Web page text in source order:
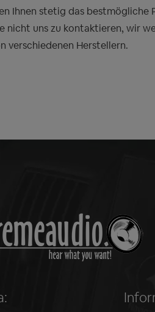
Ihnen stetig das bestmögliche
nicht uns zu kontaktieren, wir
verschiedenen Herstellern.